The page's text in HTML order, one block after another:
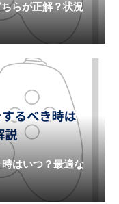
らが正解？状況
はいつ？最適な